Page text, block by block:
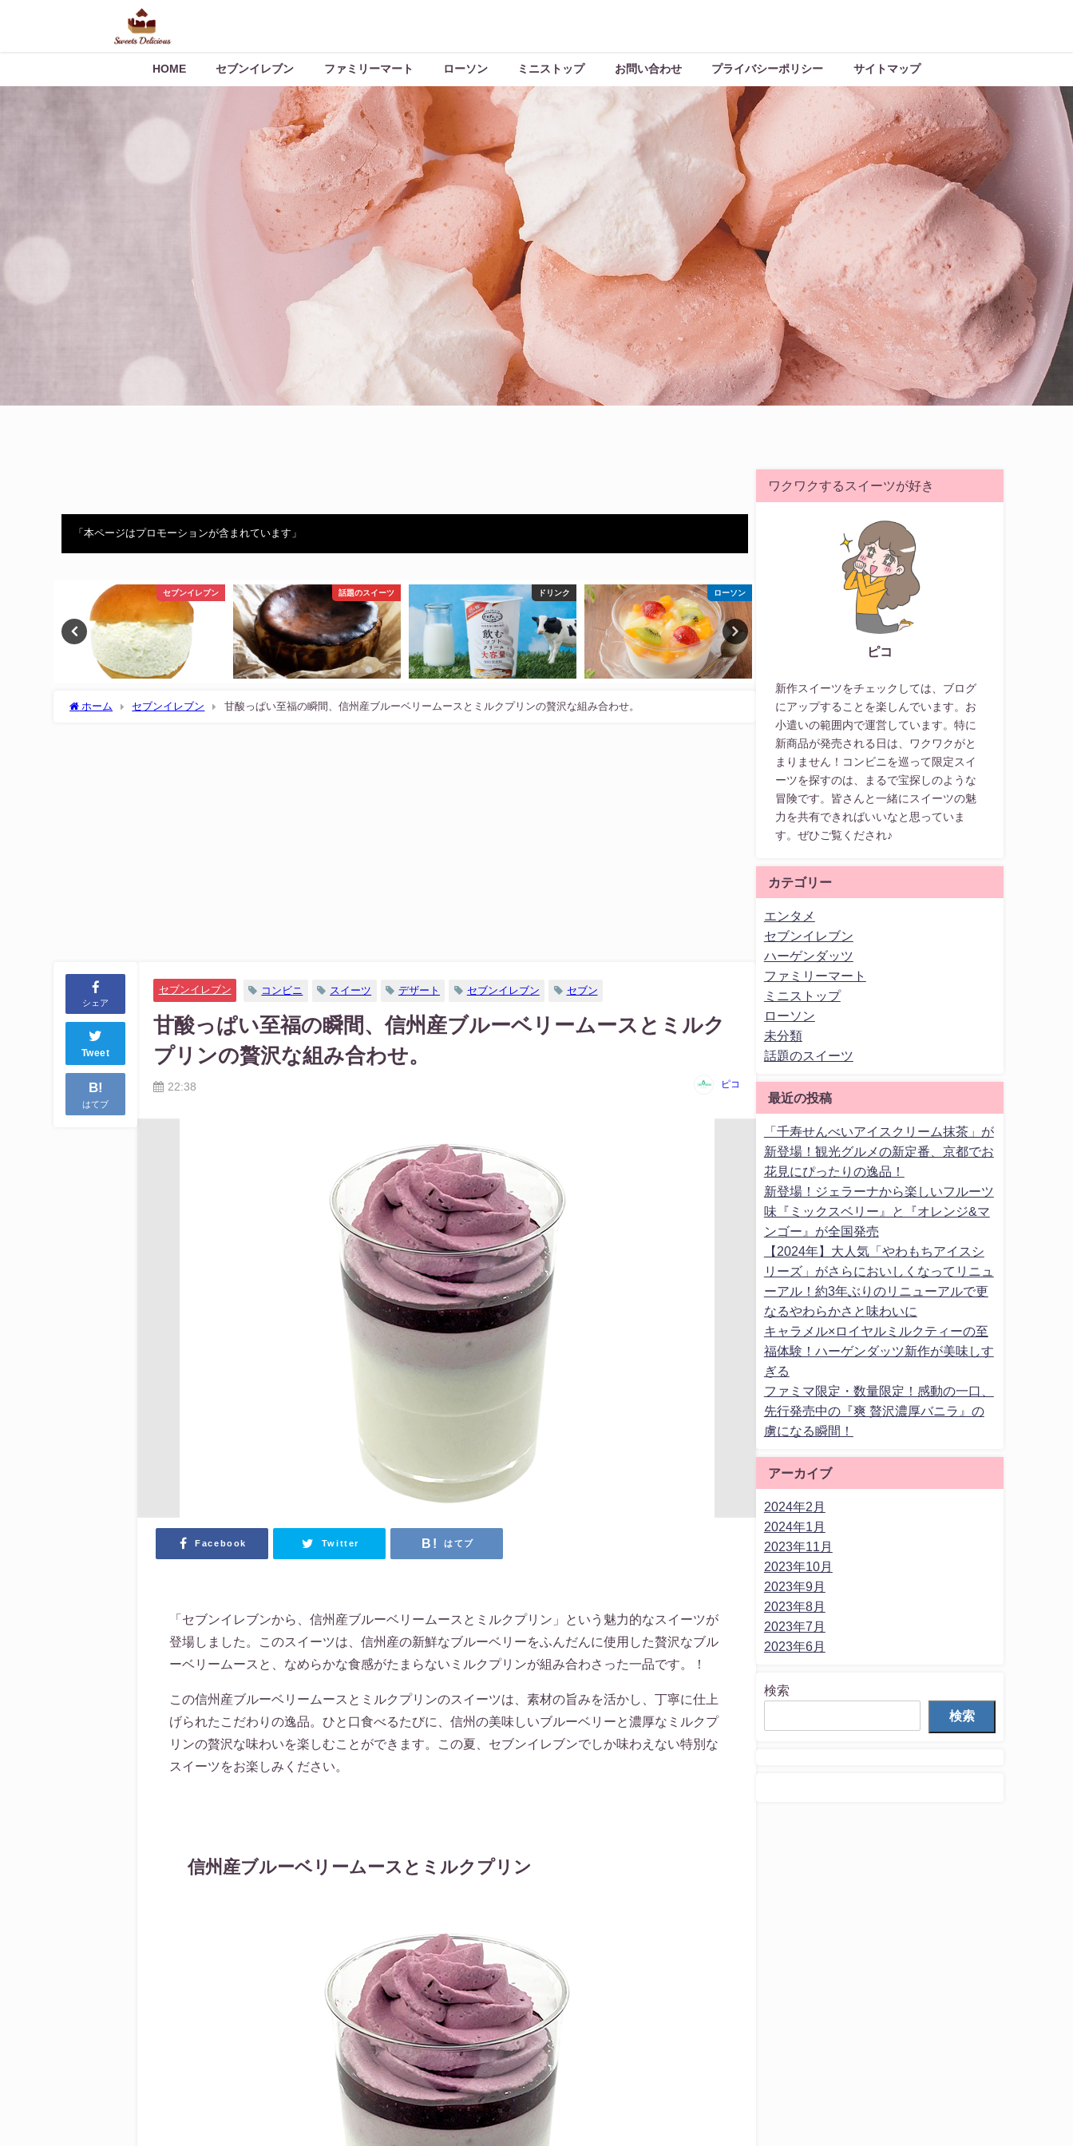
HOME セブンイレブン ファミリーマート ローソン ミニストップ お問い合わせ プライバシーポリシー サイトマップ
「本ページはプロモーションが含まれています」
話題のスイーツ ドリンク ローソン ファミリーマート ローソン
ホーム セブンイレブン 甘酸っぱい至福の瞬間、信州産ブルーベリームースとミルクプリンの贅沢な組み合わせ。
シェア
Tweet
B!
はてブ
セブンイレブン コンビニ スイーツ デザート セブンイレブン セブン
甘酸っぱい至福の瞬間、信州産ブルーベリームースとミルク
プリンの贅沢な組み合わせ。
22:38 ピコ
Facebook Twitter はてブ
「セブンイレブンから、信州産ブルーベリームースとミルクプリン」という魅力的なスイーツが
登場しました。このスイーツは、信州産の新鮮なブルーベリーをふんだんに使用した贅沢なブル
ーベリームースと、なめらかな食感がたまらないミルクプリンが組み合わさった一品です。！
この信州産ブルーベリームースとミルクプリンのスイーツは、素材の旨みを活かし、丁寧に仕上
げられたこだわりの逸品。ひと口食べるたびに、信州の美味しいブルーベリーと濃厚なミルクプ
リンの贅沢な味わいを楽しむことができます。この夏、セブンイレブンでしか味わえない特別な
スイーツをお楽しみください。
信州産ブルーベリームースとミルクプリン
ワクワクするスイーツが好き
ピコ
新作スイーツをチェックしては、ブログ
にアップすることを楽しんでいます。お
小遣いの範囲内で運営しています。特に
新商品が発売される日は、ワクワクがと
まりません！コンビニを巡って限定スイ
ーツを探すのは、まるで宝探しのような
冒険です。皆さんと一緒にスイーツの魅
力を共有できればいいなと思っていま
す。ぜひご覧くだされ♪
カテゴリー
エンタメ
セブンイレブン
ハーゲンダッツ
ファミリーマート
ミニストップ
ローソン
未分類
話題のスイーツ
最近の投稿
「千寿せんべいアイスクリーム抹茶」が
新登場！観光グルメの新定番、京都でお
花見にぴったりの逸品！
新登場！ジェラーナから楽しいフルーツ
味『ミックスベリー』と『オレンジ&マ
ンゴー』が全国発売
【2024年】大人気「やわもちアイスシ
リーズ」がさらにおいしくなってリニュ
ーアル！約3年ぶりのリニューアルで更
なるやわらかさと味わいに
キャラメル×ロイヤルミルクティーの至
福体験！ハーゲンダッツ新作が美味しす
ぎる
ファミマ限定・数量限定！感動の一口、
先行発売中の『爽 贅沢濃厚バニラ』の
虜になる瞬間！
アーカイブ
2024年2月
2024年1月
2023年11月
2023年10月
2023年9月
2023年8月
2023年7月
2023年6月
検索
検索